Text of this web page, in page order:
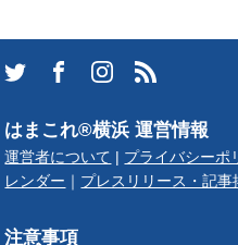
はまこれ®横浜 運営情報
運営者について プライバシーポ
レンダー
プレスリリース・記事
注意事項